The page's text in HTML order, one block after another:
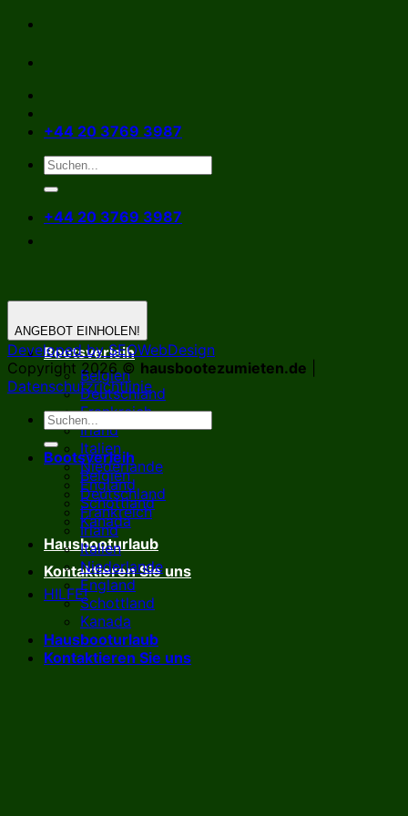
Zum
springen
+44 20 3769 3987
+44 20 3769 3987
Bootsverleih
Belgien
Deutschland
Frankreich
Irland
Italien
Niederlande
England
Schottland
Kanada
Hausbooturlaub
Kontaktieren Sie uns
HILFE!
ANGEBOT EINHOLEN!
Developed by SEOWebDesign
Copyright 2026 © hausbootezumieten.de
Datenschutzrichtlinie
Bootsverleih
Belgien
Deutschland
Frankreich
Irland
Italien
Niederlande
England
Schottland
Kanada
Hausbooturlaub
Kontaktieren Sie uns